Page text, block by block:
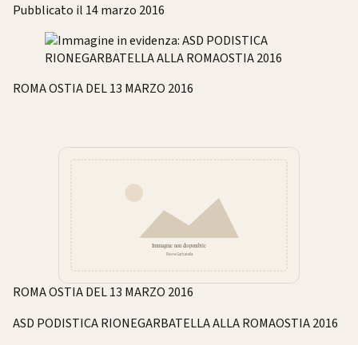
Pubblicato il 14 marzo 2016
ROMA OSTIA DEL 13 MARZO 2016
ROMA OSTIA DEL 13 MARZO 2016
ASD PODISTICA RIONEGARBATELLA ALLA ROMAOSTIA 2016